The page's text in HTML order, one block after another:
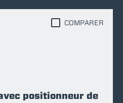
positionneur de
COMPARER